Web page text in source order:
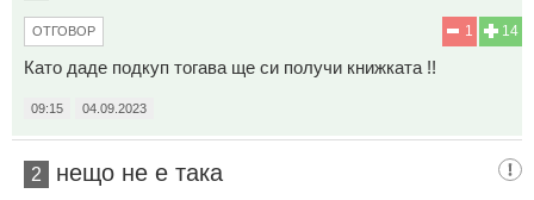
14
1
ОТГОВОР
Като даде подкуп тогава ще си получи книжката !!
09:15 04.09.2023
2 нещо не е така